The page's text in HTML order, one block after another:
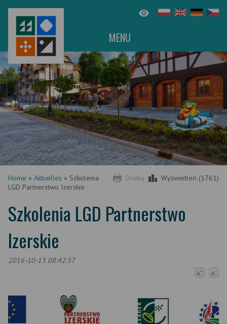
MENU
Drukuj Wyświetleń (1761)
Home » Aktuelles » Szkolenia
LGD Partnerstwo Izerskie
Szkolenia LGD Partnerstwo
Izerskie
2016-10-13 08:42:37
A+ A-